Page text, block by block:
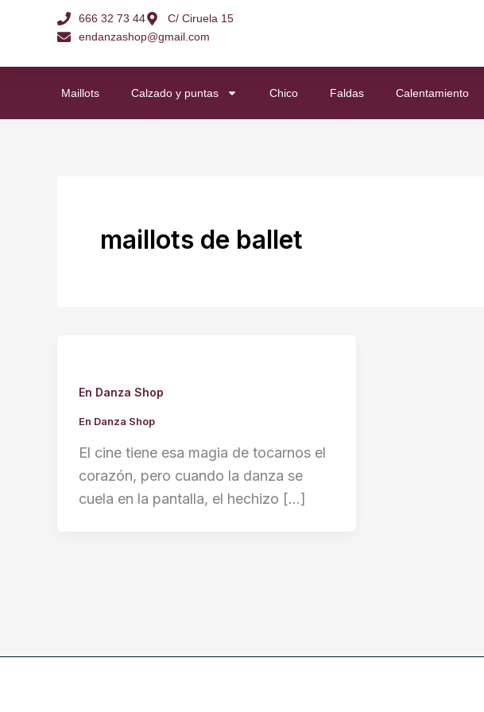
666 32 73 44
C/ Ciruela 15
endanzashop@gmail.com
Maillots Calzado y puntas Chico Faldas Calentamiento
maillots de ballet
En Danza Shop
En Danza Shop
El cine tiene esa magia de tocarnos el
corazón, pero cuando la danza se
cuela en la pantalla, el hechizo […]